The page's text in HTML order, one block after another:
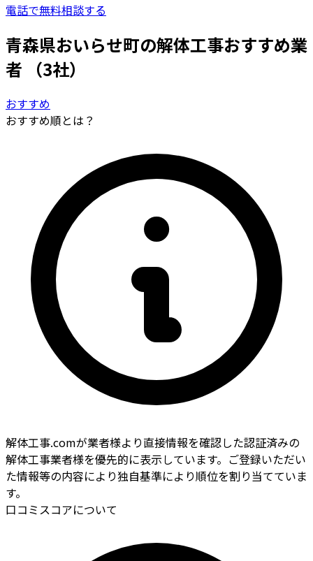
電話で無料相談する
青森県おいらせ町の解体工事おすすめ業
者
（3社）
おすすめ
おすすめ順とは？
解体工事.comが業者様より直接情報を確認した認証済みの
解体工事業者様を優先的に表示しています。ご登録いただい
た情報等の内容により独自基準により順位を割り当てていま
す。
口コミスコアについて